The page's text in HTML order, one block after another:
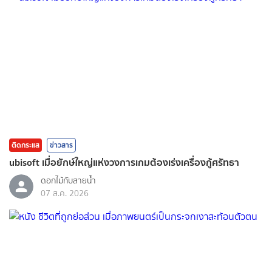
ติดกระแส ข่าวสาร
ubisoft เมื่อยักษ์ใหญ่แห่งวงการเกมต้องเร่งเครื่องกู้ศรัทธา
ดอกไม้กับสายน้ำ
07 ส.ค. 2026